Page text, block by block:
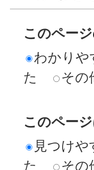
このペー
わかりや
た
その
このペー
見つけや
た
その